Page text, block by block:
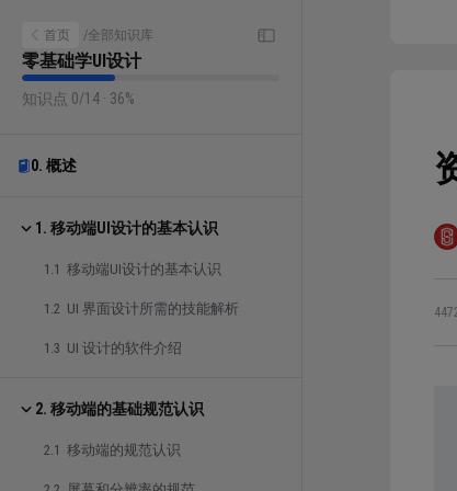
首页 /全部知识库
零基础学UI设计
知识点 0/14 · 36%
0. 概述
1. 移动端UI设计的基本认识
1.1 移动端UI设计的基本认识
1.2 UI 界面设计所需的技能解析
1.3 UI 设计的软件介绍
2. 移动端的基础规范认识
2.1 移动端的规范认识